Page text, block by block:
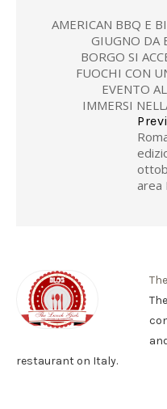
AMERICAN BBQ E
GIUGNO DA
BORGO SI
FUOCHI CON
EVENTO
IMMERSI
area
restaurant on Italy.